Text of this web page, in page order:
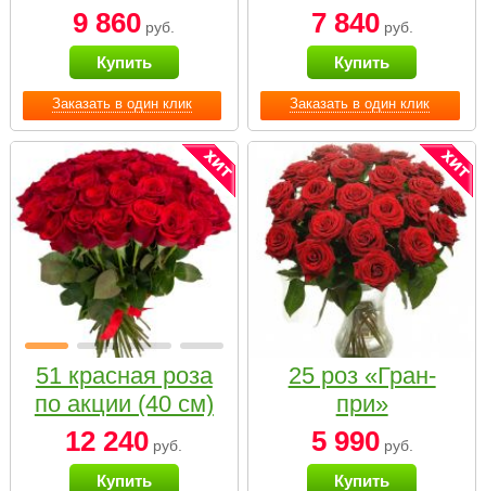
Заказать в один клик
9 860 руб.
Купить
Заказать в один клик
7 840руб.
Купить
51 красная роза
по акции (40 см)
12 240 руб.
Купить
25 роз «Гран-
при»
5 990руб.
Купить